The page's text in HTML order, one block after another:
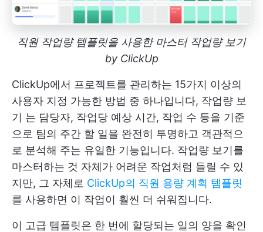
직원 작업량 템플릿을 사용한 마스터 작업량 보기
by ClickUp
ClickUp에서 프로젝트를 관리하는 15가지 이상의
사용자 지정 가능한 방법 중 하나입니다, 작업량 보
기 는 담당자, 작업당 예상 시간, 작업 수 등을 기준
으로 팀의 주간 할 일을 완전히 투명하고 객관적으
로 분석해 주는 유일한 기능입니다. 작업량 보기를
마스터하는 것 자체가 어려운 작업처럼 들릴 수 있
지만, 그 자체로 ClickUp의 직원 용량 계획 템플릿
를 사용하면 이 작업이 훨씬 더 쉬워집니다.
이 고급 템플릿은 한 번에 할당되는 일의 양을 확인